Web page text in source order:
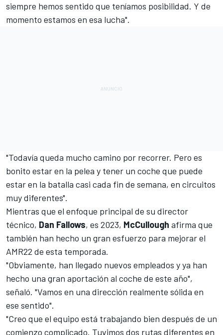
siempre hemos sentido que teníamos posibilidad. Y de
momento estamos en esa lucha".
"Todavía queda mucho camino por recorrer. Pero es
bonito estar en la pelea y tener un coche que puede
estar en la batalla casi cada fin de semana, en circuitos
muy diferentes".
Mientras que el enfoque principal de su director
técnico, Dan Fallows, es 2023, McCullough afirma que
también han hecho un gran esfuerzo para mejorar el
AMR22 de esta temporada.
"Obviamente, han llegado nuevos empleados y ya han
hecho una gran aportación al coche de este año",
señaló. "Vamos en una dirección realmente sólida en
ese sentido".
"Creo que el equipo está trabajando bien después de un
comienzo complicado. Tuvimos dos rutas diferentes en